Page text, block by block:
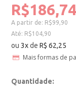
A partir de: R$99,90
Até: R$104,90
ou3xdeR$ 62,25
Mais formas de
Quantidade: